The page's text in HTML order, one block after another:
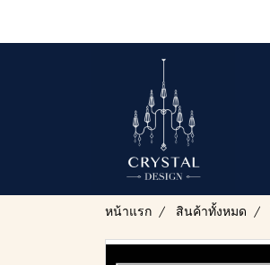
หน้าแรก สินค้าทั้งหมด